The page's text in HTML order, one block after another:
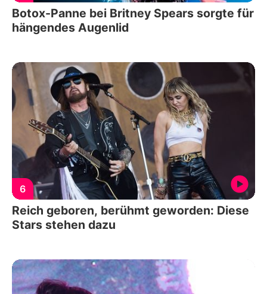
Botox-Panne bei Britney Spears sorgte für
hängendes Augenlid
6
Reich geboren, berühmt geworden: Diese
Stars stehen dazu